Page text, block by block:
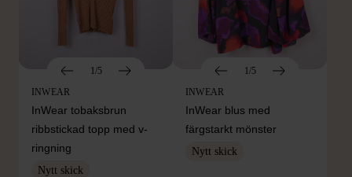
1/5
INWEAR
InWear tobaksbrun
ribbstickad topp med v-
ringning
Nytt skick
1/5
INWEAR
InWear blus med
färgstarkt mönster
Nytt skick